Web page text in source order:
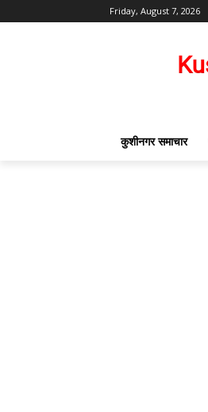
Friday, August 7, 2026
कुशीनगर समाचार